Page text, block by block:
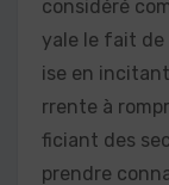
considéré
yale le fait de
ise en
rrente à
ficiant des
prendre